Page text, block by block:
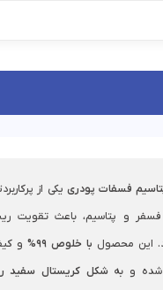
فسفات پودری یکی از
فسفر و پتاسیم، باعث تقویت
این محصول با خلوص 99% و
و به شکل کریستال سفید